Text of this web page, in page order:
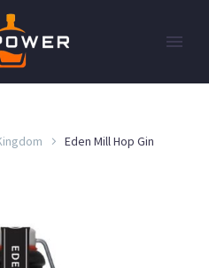
Eden Mill Hop Gin